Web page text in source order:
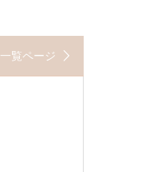
一覧ページ